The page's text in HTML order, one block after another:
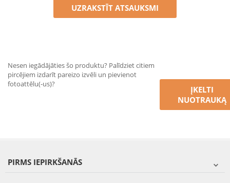
UZRAKSTĪT ATSAUKSMI
Nesen iegādājāties šo produktu? Palīdziet citiem
pircējiem izdarīt pareizo izvēli un pievienot
fotoattēlu(-us)?
ĮKELTI
NUOTRAUKĄ
PIRMS IEPIRKŠANĀS